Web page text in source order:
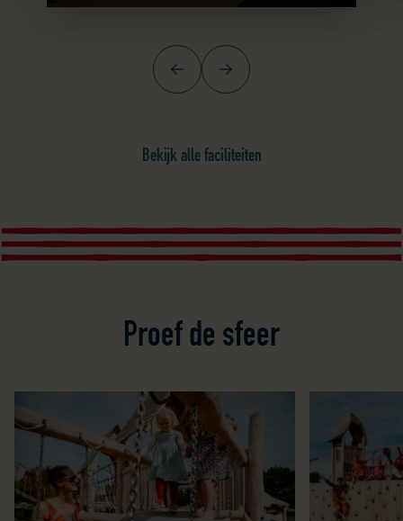
Vorige Volgende
Bekijk alle faciliteiten
Proef de sfeer